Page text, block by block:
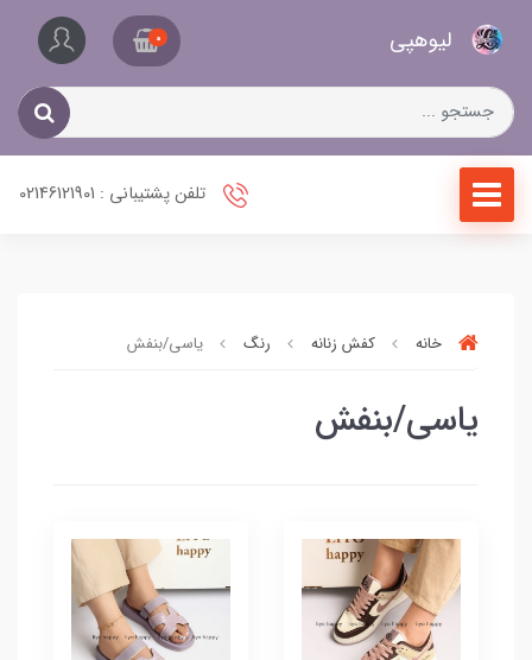
لیو‌هپی 0
تلفن پشتیبانی : 02146121901
خانه کفش زنانه رنگ یاسی/بنفش
یاسی/بنفش